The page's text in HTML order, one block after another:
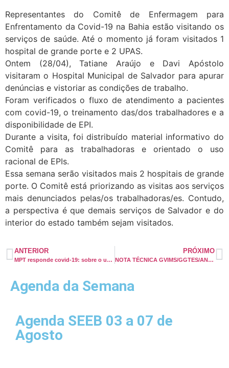
Representantes do Comitê de Enfermagem para
Enfrentamento da Covid-19 na Bahia estão visitando os
serviços de saúde. Até o momento já foram visitados 1
hospital de grande porte e 2 UPAS.
Ontem (28/04), Tatiane Araújo e Davi Apóstolo
visitaram o Hospital Municipal de Salvador para apurar
denúncias e vistoriar as condições de trabalho.
Foram verificados o fluxo de atendimento a pacientes
com covid-19, o treinamento das/dos trabalhadores e a
disponibilidade de EPI.
Durante a visita, foi distribuído material informativo do
Comitê para as trabalhadoras e orientado o uso
racional de EPIs.
Essa semana serão visitados mais 2 hospitais de grande
porte. O Comitê está priorizando as visitas aos serviços
mais denunciados pelas/os trabalhadoras/es. Contudo,
a perspectiva é que demais serviços de Salvador e do
interior do estado também sejam visitados.
ANTERIOR
MPT responde covid-19: sobre o uso de EPIs individual pelos profissionais de saúde
PRÓXIMO
NOTA TÉCNICA GVIMS/GGTES/ANVISA Nº 06/2020
Agenda da Semana
Agenda SEEB 03 a 07 de
Agosto